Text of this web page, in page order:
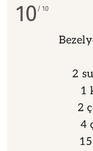
10 10
2
1
2
4